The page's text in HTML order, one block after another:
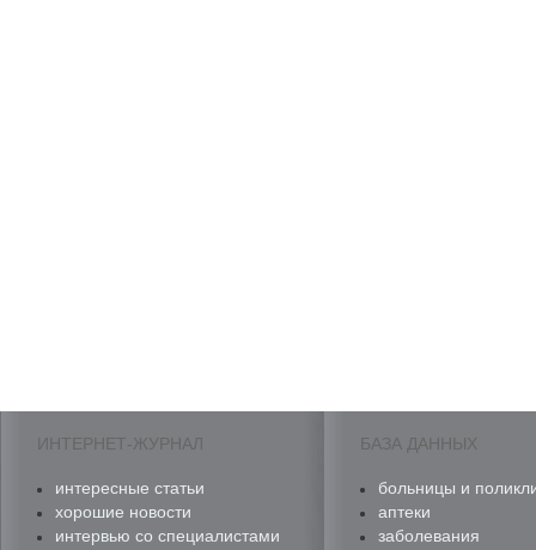
ИНТЕРНЕТ-ЖУРНАЛ
интересные статьи
хорошие новости
интервью со специалистами
БАЗА ДАННЫХ
больницы и
аптеки
заболевания